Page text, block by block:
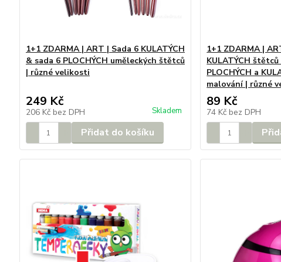
1+1 ZDARMA | ART | Sada 6 KULATÝCH
& sada 6 PLOCHÝCH uměleckých štětců
| různé velikosti
249 Kč
206 Kč bez DPH Skladem
Přidat do košíku
1+1 ZDARMA |
KULATÝCH
PLOCHÝCH a
malování | různé
89 Kč
74 Kč bez DPH